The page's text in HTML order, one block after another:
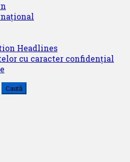
Headlines
cu caracter confidențial